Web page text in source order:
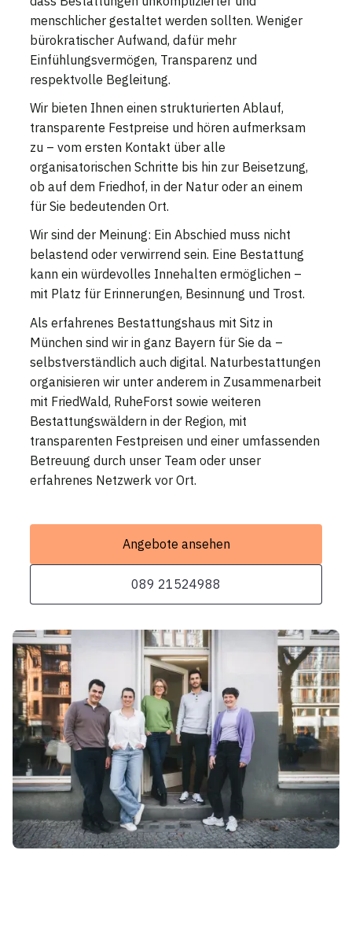
menschlicher gestaltet werden sollten. Weniger
bürokratischer Aufwand, dafür mehr
Einfühlungsvermögen, Transparenz und
respektvolle Begleitung.
Wir bieten Ihnen einen strukturierten Ablauf,
transparente Festpreise und hören aufmerksam
zu – vom ersten Kontakt über alle
organisatorischen Schritte bis hin zur Beisetzung,
ob auf dem Friedhof, in der Natur oder an einem
für Sie bedeutenden Ort.
Wir sind der Meinung: Ein Abschied muss nicht
belastend oder verwirrend sein. Eine Bestattung
kann ein würdevolles Innehalten ermöglichen –
mit Platz für Erinnerungen, Besinnung und Trost.
Als erfahrenes Bestattungshaus mit Sitz in
München sind wir in ganz Bayern für Sie da –
selbstverständlich auch digital. Naturbestattungen
organisieren wir unter anderem in Zusammenarbeit
mit FriedWald, RuheForst sowie weiteren
Bestattungswäldern in der Region, mit
transparenten Festpreisen und einer umfassenden
Betreuung durch unser Team oder unser
erfahrenes Netzwerk vor Ort.
Angebote ansehen
089 21524988